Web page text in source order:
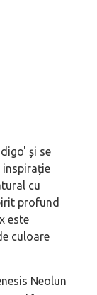
și se
inspirație
cu
profund
este
culoare
Neolun